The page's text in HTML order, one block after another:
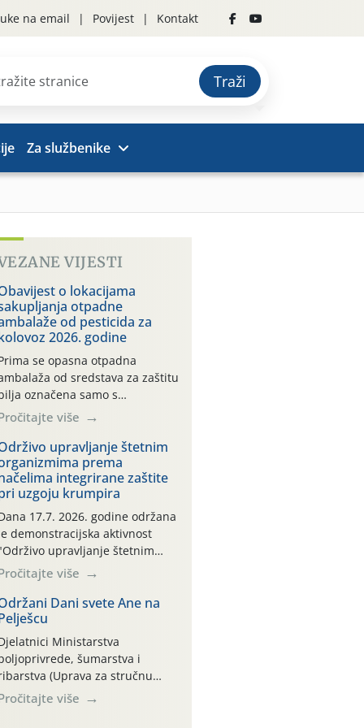
na email Povijest Kontakt
Traži
Za službenike
VIJESTI
o lokacijama
otpadne
od pesticida za
2026. godine
se opasna otpadna
od sredstava za zaštitu
označena samo s
i oznakom
CROCPA EKO MODEL:
ambalaža kao i
drugih proizvoda koji
sredstva za zaštitu bilja
(npr. ambalaža od mineralnih
se ne prihvaća.
je osiguran
povrat prazne
isključivo ovih tvrtki:
MAKS, AGRONOM,
TKI* (PINUS […]
više
upravljanje štetnim
prema
integrirane zaštite
uzgoju krumpira
17.7. 2026. godine održana
demonstracijska aktivnost
upravljanje štetnim
prema načelima
integrirane zaštite pri uzgoju
na pokusnom polju
kraj naselja Belica
parcela ID 2445031)
dio Međimurske
više
Dani svete Ane na
Ministarstva
šumarstva i
(Uprava za stručnu
razvoju poljoprivrede)
sudjelovali su na tradicionalnom
više